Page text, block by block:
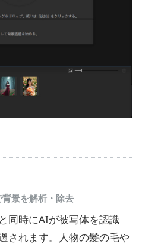
景を解析・除去
同時にAIが被写体を認識
されます。人物の髪の毛や